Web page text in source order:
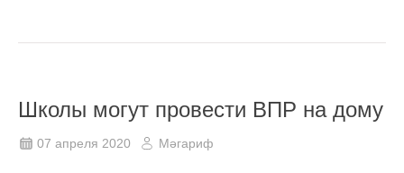
Школы могут провести ВПР на дому
07 апреля 2020 Мәгариф